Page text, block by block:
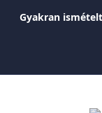
Gyakran